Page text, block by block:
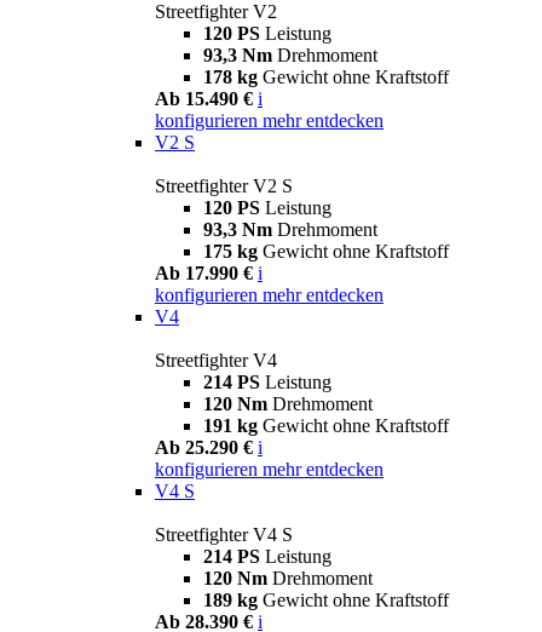
Streetfighter V2
120 PS Leistung
93,3 Nm Drehmoment
178 kg Gewicht ohne Kraftstoff
Ab 15.490 € i
konfigurieren mehr entdecken
V2 S
Streetfighter V2 S
120 PS Leistung
93,3 Nm Drehmoment
175 kg Gewicht ohne Kraftstoff
Ab 17.990 € i
konfigurieren mehr entdecken
V4
Streetfighter V4
214 PS Leistung
120 Nm Drehmoment
191 kg Gewicht ohne Kraftstoff
Ab 25.290 € i
konfigurieren mehr entdecken
V4 S
Streetfighter V4 S
214 PS Leistung
120 Nm Drehmoment
189 kg Gewicht ohne Kraftstoff
Ab 28.390 € i